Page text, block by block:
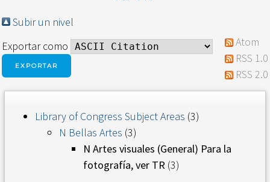
Subir un nivel
Exportar como
Atom
RSS 1.0
RSS 2.0
Library of Congress Subject Areas (3)
N Bellas Artes (3)
N Artes visuales (General) Para la
fotografía, ver TR (3)